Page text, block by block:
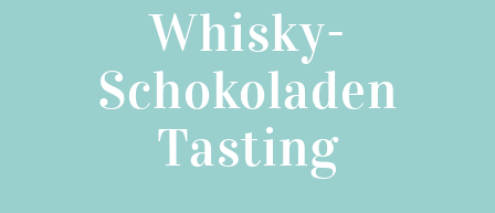
Whisky-
Schokoladen
Tasting